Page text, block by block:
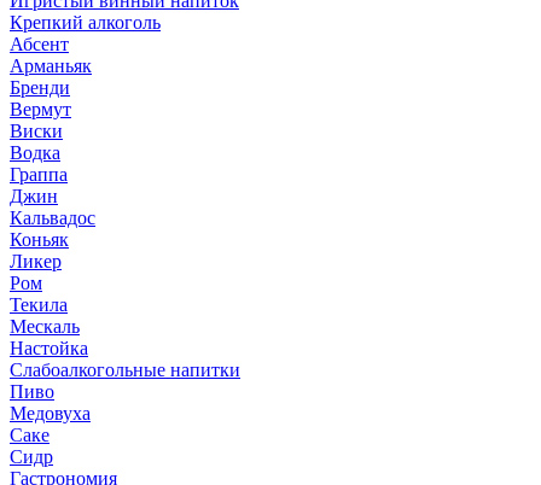
Крепкий алкоголь
Абсент
Арманьяк
Бренди
Вермут
Виски
Водка
Граппа
Джин
Кальвадос
Коньяк
Ликер
Ром
Текила
Мескаль
Настойка
Слабоалкогольные напитки
Пиво
Медовуха
Саке
Сидр
Гастрономия